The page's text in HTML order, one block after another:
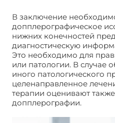
В заключение
допплерографическое
нижних конечностей
диагностическую
Это необходимо для
или патологии. В случае
иного патологического
целенаправленное
терапии оценивают
допплерографии.